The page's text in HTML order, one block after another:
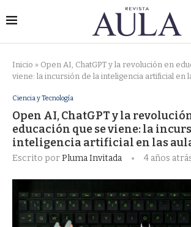
Inicio » Open AI, ChatGPT y la revolución en
viene: la incursión de la inteligencia artificial en
Ciencia y Tecnología
Open AI, ChatGPT y la
educación que se viene: la
inteligencia artificial en las
Escrito porPluma Invitada 4 años